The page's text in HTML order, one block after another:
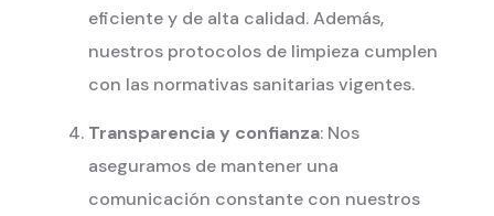
eficiente y de alta calidad. Además,
nuestros protocolos de limpieza cumplen
con las normativas sanitarias vigentes.
Transparencia y confianza: Nos
aseguramos de mantener una
comunicación constante con nuestros